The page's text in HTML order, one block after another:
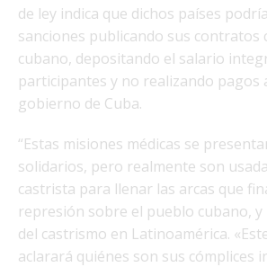
de ley indica que dichos países
sanciones publicando sus contratos
cubano, depositando el salario
participantes y no realizando pagos
gobierno de Cuba.
“Estas misiones médicas se
solidarios, pero realmente son
castrista para llenar las arcas que
represión sobre el pueblo cubano,
del castrismo en Latinoamérica.
aclarará quiénes son sus cómplices